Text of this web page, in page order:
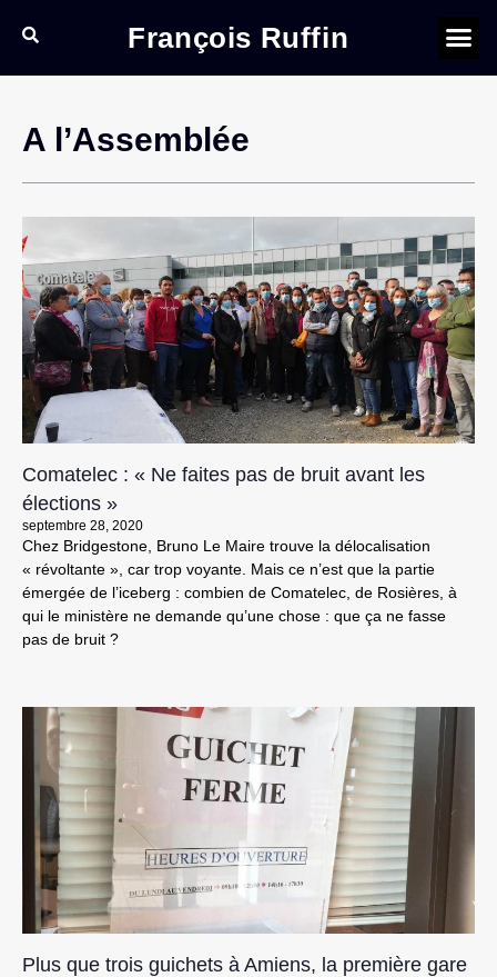
François Ruffin
A l’Assemblée
Comatelec : « Ne faites pas de bruit avant les
élections »
septembre 28, 2020
Chez Bridgestone, Bruno Le Maire trouve la délocalisation
« révoltante », car trop voyante. Mais ce n’est que la partie
émergée de l’iceberg : combien de Comatelec, de Rosières, à
qui le ministère ne demande qu’une chose : que ça ne fasse
pas de bruit ?
Plus que trois guichets à Amiens, la première gare